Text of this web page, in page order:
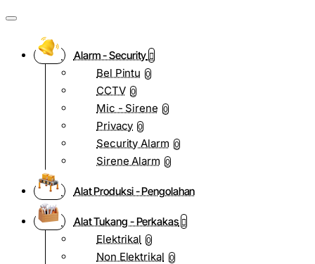
Alarm - Security
Bel Pintu 0
CCTV 0
Mic - Sirene 0
Privacy 0
Security Alarm 0
Sirene Alarm 0
Alat Produksi - Pengolahan
Alat Tukang - Perkakas
Elektrikal 0
Non Elektrikal 0